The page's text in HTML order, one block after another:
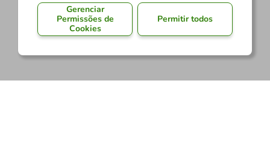
Gerenciar
Permissões de
Cookies
Permitir todos